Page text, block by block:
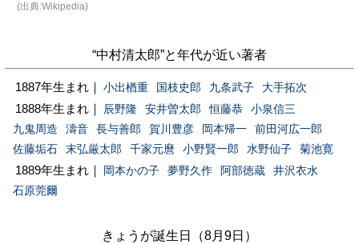
(出典:Wikipedia)
“中村清太郎”と年代が近い著者
1887年生まれ｜ 小出楢重 国枝史郎 九条武子 大手拓次
1888年生まれ｜ 辰野隆 安井曽太郎 恒藤恭
小泉信三
九鬼周造
濤音 長与善郎 賀川豊彦 岡本帰一
前田河広一郎
佐藤垢石
末弘厳太郎 千家元麿 小野賢一郎 水野仙子 菊池寛
1889年生まれ｜ 岡本かの子 夢野久作 阿部徳蔵
井沢衣水
石原莞爾
きょうが誕生日（8月9日）